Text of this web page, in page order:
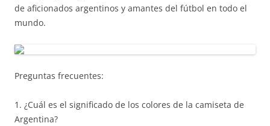
de aficionados argentinos y amantes del fútbol en todo el
mundo.
Preguntas frecuentes:
1. ¿Cuál es el significado de los colores de la camiseta de
Argentina?